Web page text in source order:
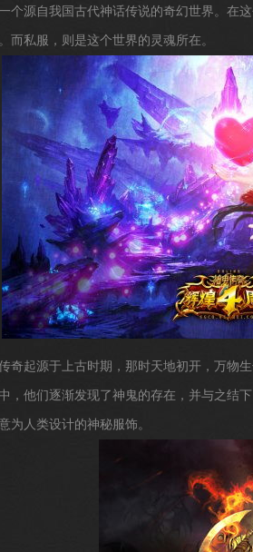
个源自我国古代神话传说的奇幻世界。在
而私服，则是这个世界的灵魂所在。
奇起源于上古时期，那时天地初开，万物
，他们逐渐发现了神鬼的存在，并与之结
为人类设计的神秘服饰。